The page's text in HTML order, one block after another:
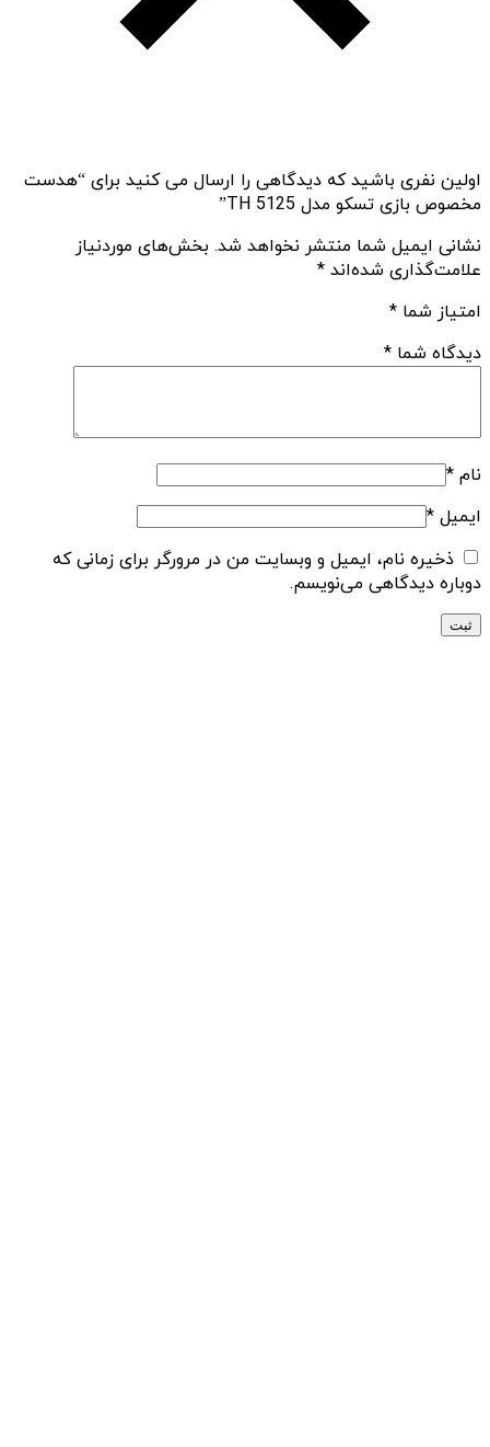
اولین نفری باشید که دیدگاهی را ارسال می کنید برای “هدست
مخصوص بازی تسکو مدل TH 5125”
نشانی ایمیل شما منتشر نخواهد شد. بخش‌های موردنیاز
علامت‌گذاری شده‌اند *
امتیاز شما *
دیدگاه شما *
نام *
ایمیل *
ذخیره نام، ایمیل و وبسایت من در مرورگر برای زمانی که
دوباره دیدگاهی می‌نویسم.